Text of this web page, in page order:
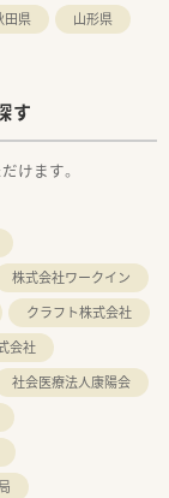
田県
山形県
す
けます。
株式会社ワークイン
クラフト株式会社
会社
社会医療法人康陽会